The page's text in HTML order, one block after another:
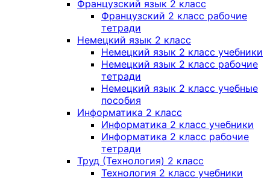
Французский язык 2 класс
Французский 2 класс рабочие
тетради
Немецкий язык 2 класс
Немецкий язык 2 класс учебники
Немецкий язык 2 класс рабочие
тетради
Немецкий язык 2 класс учебные
пособия
Информатика 2 класс
Информатика 2 класс учебники
Информатика 2 класс рабочие
тетради
Труд (Технология) 2 класс
Технология 2 класс учебники